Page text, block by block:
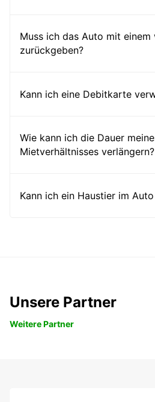
Muss ich das Auto mit einem
zurückgeben?
Kann ich eine Debitkarte
Wie kann ich die Dauer
Mietverhältnisses verlängern?
Kann ich ein Haustier im
Unsere Partner
Weitere Partner